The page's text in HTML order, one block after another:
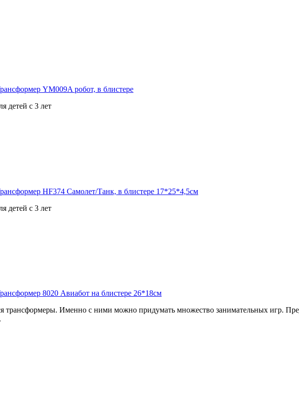
детей с 3 лет
детей с 3 лет
Именно с ними можно придумать множество занимательных игр.